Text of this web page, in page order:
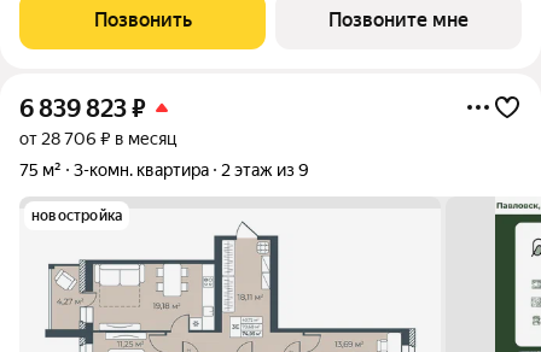
дворовая территория обеспечивает безопасное пространство
для отдыха детей и взрослых, а
Позвонить Позвоните мне
6 839 823₽
от 28 706 ₽ в месяц
75 м²
3-комн. квартира 2 этаж из 9
новостройка